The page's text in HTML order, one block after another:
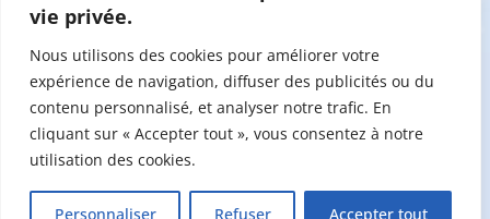
vie privée.
Nous utilisons des cookies pour améliorer votre
expérience de navigation, diffuser des publicités ou du
contenu personnalisé, et analyser notre trafic. En
cliquant sur « Accepter tout », vous consentez à notre
utilisation des cookies.
Personnaliser Refuser Accepter tout
©2026 Maison de la Famille Vaudreuil-